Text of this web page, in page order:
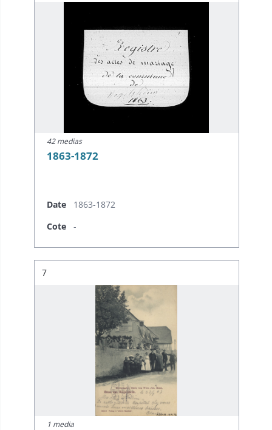
42 medias
1863-1872
Date
1863-1872
Cote
-
Résultat n°
7
1 media